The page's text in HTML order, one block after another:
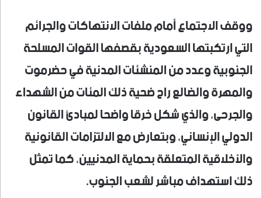
ووقف الاجتماع أمام ملفات الانتهاكات والجرائم
التي ارتكبتها السعودية بقصفها القوات المسلحة
الجنوبية وعدد من المنشئات المدنية في حضرموت
والمهرة والضالع راح ضحية ذلك المئات من الشهداء
والجرحى، والذي شكل خرقا واضحا لمبادئ القانون
الدولي الإنساني، وبتعارض مع الالتزامات القانونية
والأخلاقية المتعلقة بحماية المدنيين، كما تمثل
ذلك استهداف مباشر لشعب الجنوب.